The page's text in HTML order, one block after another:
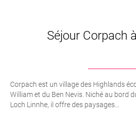
Séjour Corpach
Corpach est un village des Highlands
William et du Ben Nevis. Niché au bord
Loch Linnhe, il offre des paysages...